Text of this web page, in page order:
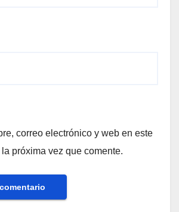
correo electrónico y web en este
próxima vez que comente.